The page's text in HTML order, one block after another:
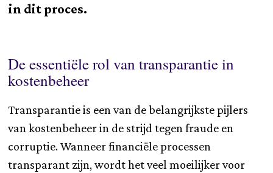
in dit proces.
De essentiële rol van transparantie in
kostenbeheer
Transparantie is een van de belangrijkste pijlers
van kostenbeheer in de strijd tegen fraude en
corruptie. Wanneer financiële processen
transparant zijn, wordt het veel moeilijker voor